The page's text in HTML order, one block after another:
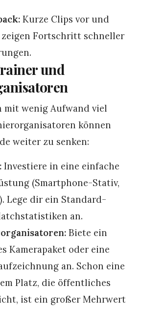
Kurze Clips vor und
Fortschritt schneller
und
mit wenig Aufwand viel
können
weiter zu senken:
Investiere in eine einfache
(Smartphone-Stativ,
Lege dir ein Standard-
an.
Biete ein
Kamerapaket oder eine
an. Schon eine
Platz, die öffentliches
ist ein großer Mehrwert